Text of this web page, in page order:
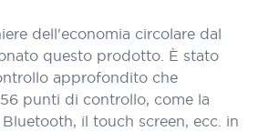
dell'economia circolare dal
questo prodotto. È stato
approfondito che
punti di controllo, come la
il touch screen, ecc. in